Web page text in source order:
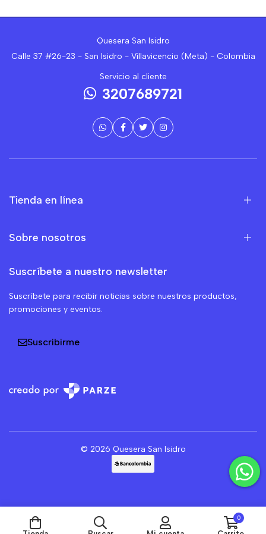
Quesera San Isidro
Calle 37 #26-23 - San Isidro - Villavicencio (Meta) - Colombia
Servicio al cliente
3207689721
Tienda en línea
Sobre nosotros
Suscríbete a nuestro newsletter
Suscríbete para recibir noticias sobre nuestros productos,
promociones y eventos.
Suscribirme
© 2026 Quesera San Isidro
0